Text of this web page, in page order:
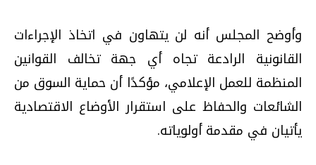
وأوضح المجلس أنه لن يتهاون في اتخاذ الإجراءات
القانونية الرادعة تجاه أي جهة تخالف القوانين
المنظمة للعمل الإعلامي، مؤكدًا أن حماية السوق من
الشائعات والحفاظ على استقرار الأوضاع الاقتصادية
يأتيان في مقدمة أولوياته.